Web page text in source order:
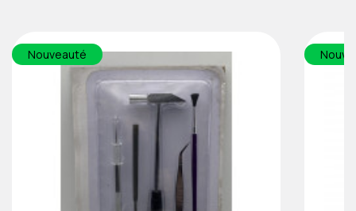
Nouveauté